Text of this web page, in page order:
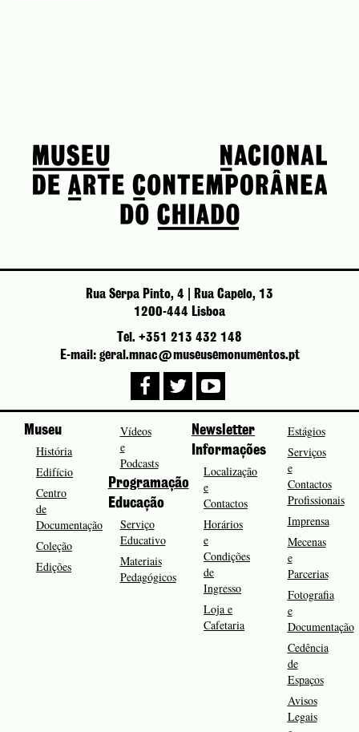
Rua Serpa Pinto, 4 | Rua Capelo, 13
1200-444 Lisboa
Tel. +351 213 432 148
E-mail: geral.mnac@museusemonumentos.pt
Museu
História
Edifício
Centro
de
Documentação
Coleção
Edições
Vídeos
e
Podcasts
Programação
Educação
Serviço
Educativo
Materiais
Pedagógicos
Newsletter
Informações
Localização
e
Contactos
Horários
e
Condições
de
Ingresso
Loja e
Cafetaria
Estágios
Serviços
e
Contactos
Profissionais
Imprensa
Mecenas
e
Parcerias
Fotografia
e
Documentação
Cedência
de
Espaços
Avisos
Legais